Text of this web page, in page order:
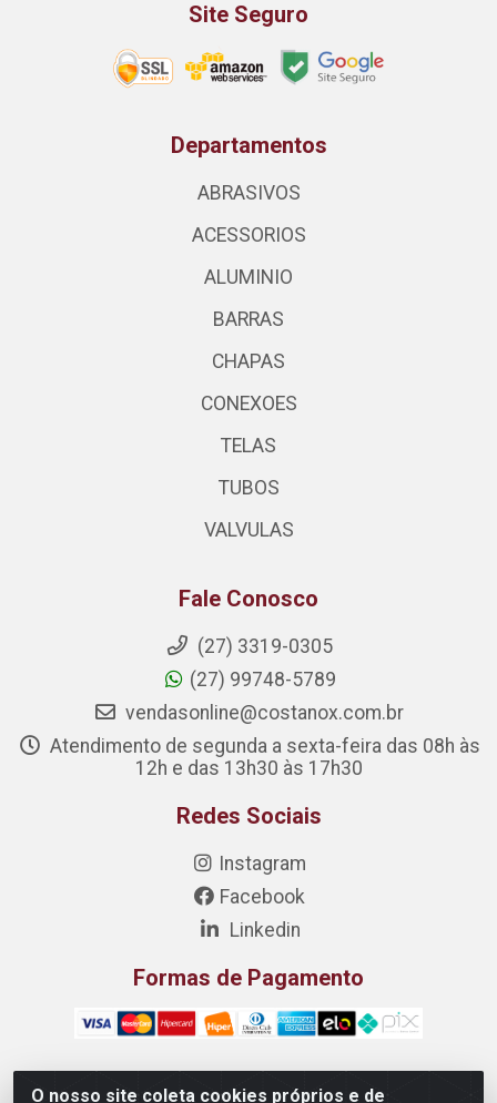
O nosso site coleta cookies próprios e de
Site Seguro
Departamentos
ABRASIVOS
ACESSORIOS
ALUMINIO
BARRAS
CHAPAS
CONEXOES
TELAS
TUBOS
VALVULAS
Fale Conosco
(27) 3319-0305
(27) 99748-5789
vendasonline@costanox.com.br
Atendimento de segunda a sexta-feira das 08h às
12h e das 13h30 às 17h30
Redes Sociais
Instagram
Facebook
Linkedin
Formas de Pagamento